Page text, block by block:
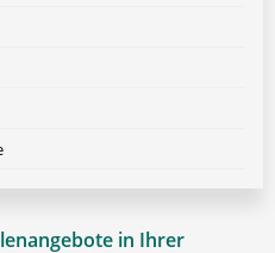
in Ihrer